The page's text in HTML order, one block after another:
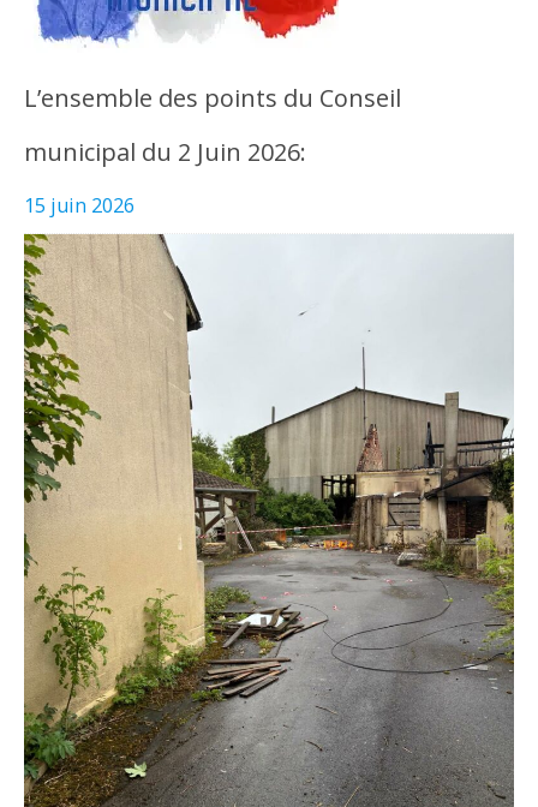
L’ensemble des points du Conseil
municipal du 2 Juin 2026:
15 juin 2026